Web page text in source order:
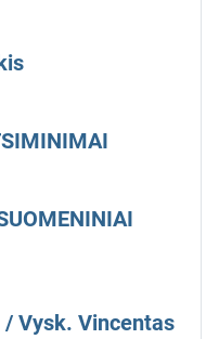
/ Vysk. Vincentas